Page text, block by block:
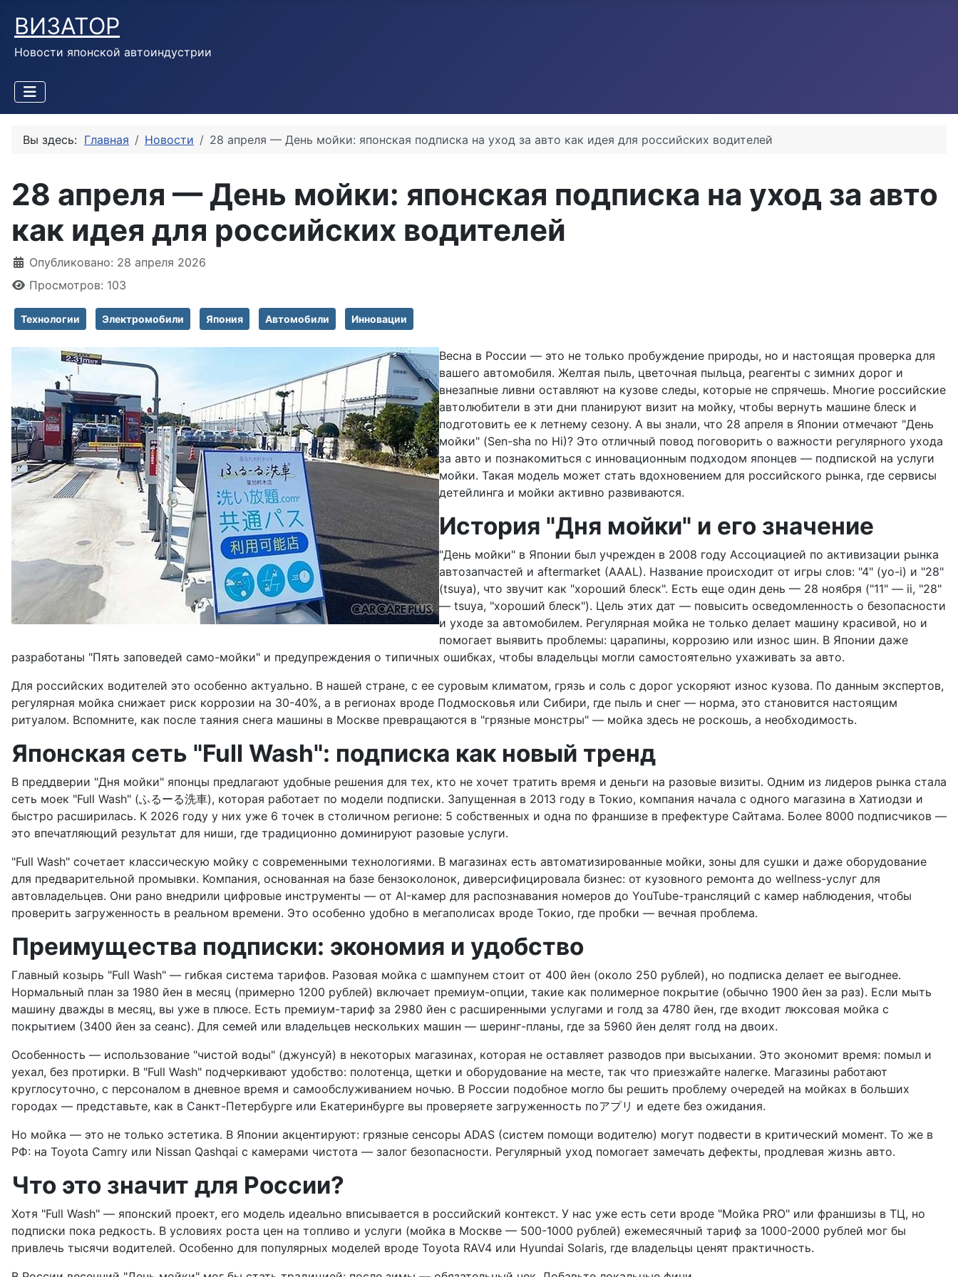
ВИЗАТОР
Новости японской автоиндустрии
Вы здесь: Главная Новости 28 апреля — День мойки: японская подписка на уход за авто как идея для российских водителей
28 апреля — День мойки: японская подписка на уход за авто
как идея для российских водителей
Информация о материале
Опубликовано: 28 апреля 2026
Просмотров: 103
Технологии Электромобили Япония Автомобили Инновации
Весна в России — это не только пробуждение природы, но и настоящая проверка для
вашего автомобиля. Желтая пыль, цветочная пыльца, реагенты с зимних дорог и
внезапные ливни оставляют на кузове следы, которые не спрячешь. Многие российские
автолюбители в эти дни планируют визит на мойку, чтобы вернуть машине блеск и
подготовить ее к летнему сезону. А вы знали, что 28 апреля в Японии отмечают "День
мойки" (Sen-sha no Hi)? Это отличный повод поговорить о важности регулярного ухода
за авто и познакомиться с инновационным подходом японцев — подпиской на услуги
мойки. Такая модель может стать вдохновением для российского рынка, где сервисы
детейлинга и мойки активно развиваются.
История "Дня мойки" и его значение
"День мойки" в Японии был учрежден в 2008 году Ассоциацией по активизации рынка
автозапчастей и aftermarket (AAAL). Название происходит от игры слов: "4" (yo-i) и "28"
(tsuya), что звучит как "хороший блеск". Есть еще один день — 28 ноября ("11" — ii, "28"
— tsuya, "хороший блеск"). Цель этих дат — повысить осведомленность о безопасности
и уходе за автомобилем. Регулярная мойка не только делает машину красивой, но и
помогает выявить проблемы: царапины, коррозию или износ шин. В Японии даже
разработаны "Пять заповедей само-мойки" и предупреждения о типичных ошибках, чтобы владельцы могли самостоятельно ухаживать за авто.
Для российских водителей это особенно актуально. В нашей стране, с ее суровым климатом, грязь и соль с дорог ускоряют износ кузова. По данным экспертов,
регулярная мойка снижает риск коррозии на 30-40%, а в регионах вроде Подмосковья или Сибири, где пыль и снег — норма, это становится настоящим
ритуалом. Вспомните, как после таяния снега машины в Москве превращаются в "грязные монстры" — мойка здесь не роскошь, а необходимость.
Японская сеть "Full Wash": подписка как новый тренд
В преддверии "Дня мойки" японцы предлагают удобные решения для тех, кто не хочет тратить время и деньги на разовые визиты. Одним из лидеров рынка стала
сеть моек "Full Wash" (ふるーる洗車), которая работает по модели подписки. Запущенная в 2013 году в Токио, компания начала с одного магазина в Хатиодзи и
быстро расширилась. К 2026 году у них уже 6 точек в столичном регионе: 5 собственных и одна по франшизе в префектуре Сайтама. Более 8000 подписчиков —
это впечатляющий результат для ниши, где традиционно доминируют разовые услуги.
"Full Wash" сочетает классическую мойку с современными технологиями. В магазинах есть автоматизированные мойки, зоны для сушки и даже оборудование
для предварительной промывки. Компания, основанная на базе бензоколонок, диверсифицировала бизнес: от кузовного ремонта до wellness-услуг для
автовладельцев. Они рано внедрили цифровые инструменты — от AI-камер для распознавания номеров до YouTube-трансляций с камер наблюдения, чтобы
проверить загруженность в реальном времени. Это особенно удобно в мегаполисах вроде Токио, где пробки — вечная проблема.
Преимущества подписки: экономия и удобство
Главный козырь "Full Wash" — гибкая система тарифов. Разовая мойка с шампунем стоит от 400 йен (около 250 рублей), но подписка делает ее выгоднее.
Нормальный план за 1980 йен в месяц (примерно 1200 рублей) включает премиум-опции, такие как полимерное покрытие (обычно 1900 йен за раз). Если мыть
машину дважды в месяц, вы уже в плюсе. Есть премиум-тариф за 2980 йен с расширенными услугами и голд за 4780 йен, где входит люксовая мойка с
покрытием (3400 йен за сеанс). Для семей или владельцев нескольких машин — шеринг-планы, где за 5960 йен делят голд на двоих.
Особенность — использование "чистой воды" (джунсуй) в некоторых магазинах, которая не оставляет разводов при высыхании. Это экономит время: помыл и
уехал, без протирки. В "Full Wash" подчеркивают удобство: полотенца, щетки и оборудование на месте, так что приезжайте налегке. Магазины работают
круглосуточно, с персоналом в дневное время и самообслуживанием ночью. В России подобное могло бы решить проблему очередей на мойках в больших
городах — представьте, как в Санкт-Петербурге или Екатеринбурге вы проверяете загруженность поアプリ и едете без ожидания.
Но мойка — это не только эстетика. В Японии акцентируют: грязные сенсоры ADAS (систем помощи водителю) могут подвести в критический момент. То же в
РФ: на Toyota Camry или Nissan Qashqai с камерами чистота — залог безопасности. Регулярный уход помогает замечать дефекты, продлевая жизнь авто.
Что это значит для России?
Хотя "Full Wash" — японский проект, его модель идеально вписывается в российский контекст. У нас уже есть сети вроде "Мойка PRO" или франшизы в ТЦ, но
подписки пока редкость. В условиях роста цен на топливо и услуги (мойка в Москве — 500-1000 рублей) ежемесячный тариф за 1000-2000 рублей мог бы
привлечь тысячи водителей. Особенно для популярных моделей вроде Toyota RAV4 или Hyundai Solaris, где владельцы ценят практичность.